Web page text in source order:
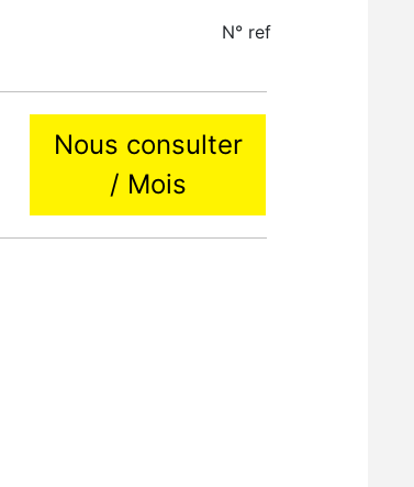
N° ref
Nous consulter
/ Mois